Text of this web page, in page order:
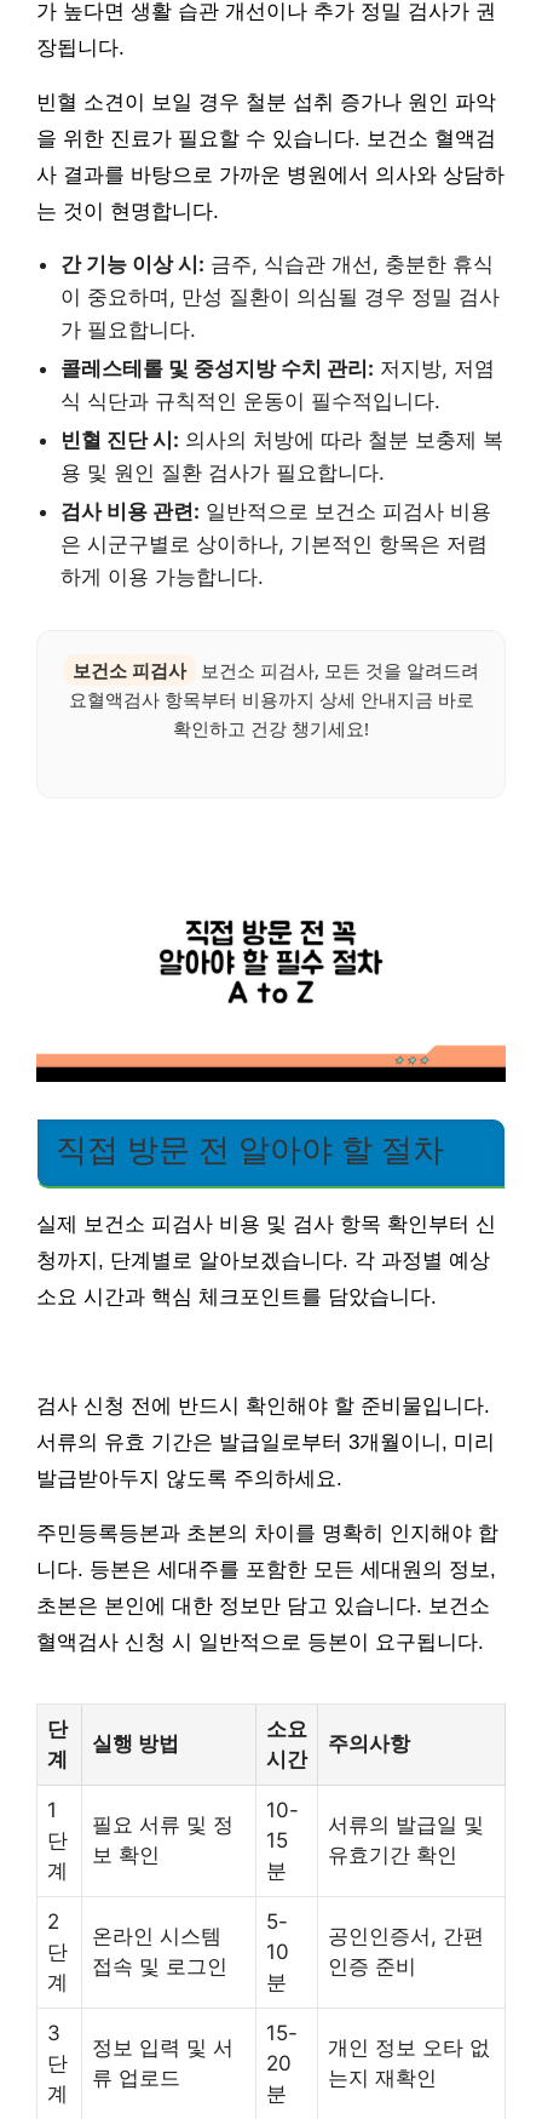
가 높다면 생활 습관 개선이나 추가 정밀 검사가 권
장됩니다.
빈혈 소견이 보일 경우 철분 섭취 증가나 원인 파악
을 위한 진료가 필요할 수 있습니다. 보건소 혈액검
사 결과를 바탕으로 가까운 병원에서 의사와 상담하
는 것이 현명합니다.
간 기능 이상 시: 금주, 식습관 개선, 충분한 휴식
이 중요하며, 만성 질환이 의심될 경우 정밀 검사
가 필요합니다.
콜레스테롤 및 중성지방 수치 관리: 저지방, 저염
식 식단과 규칙적인 운동이 필수적입니다.
빈혈 진단 시: 의사의 처방에 따라 철분 보충제 복
용 및 원인 질환 검사가 필요합니다.
검사 비용 관련: 일반적으로 보건소 피검사 비용
은 시군구별로 상이하나, 기본적인 항목은 저렴
하게 이용 가능합니다.
보건소 피검사
보건소 피검사, 모든 것을 알려드려
요혈액검사 항목부터 비용까지 상세 안내지금 바로
확인하고 건강 챙기세요!
직접 방문 전 알아야 할 절차
실제 보건소 피검사 비용 및 검사 항목 확인부터 신
청까지, 단계별로 알아보겠습니다. 각 과정별 예상
소요 시간과 핵심 체크포인트를 담았습니다.
검사 신청 전에 반드시 확인해야 할 준비물입니다.
서류의 유효 기간은 발급일로부터 3개월이니, 미리
발급받아두지 않도록 주의하세요.
주민등록등본과 초본의 차이를 명확히 인지해야 합
니다. 등본은 세대주를 포함한 모든 세대원의 정보,
초본은 본인에 대한 정보만 담고 있습니다. 보건소
혈액검사 신청 시 일반적으로 등본이 요구됩니다.
단
계
실행 방법
소요
시간
주의사항
1
단
계
필요 서류 및 정
보 확인
10-
15
분
서류의 발급일 및
유효기간 확인
2
단
계
온라인 시스템
접속 및 로그인
5-
10
분
공인인증서, 간편
인증 준비
3
단
계
정보 입력 및 서
류 업로드
15-
20
분
개인 정보 오타 없
는지 재확인